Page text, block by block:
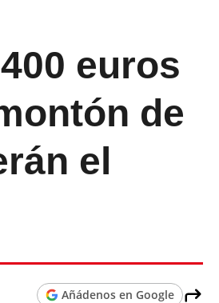
euros
de
el
Añádenos en Google